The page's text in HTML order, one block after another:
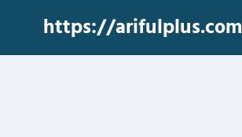
https://arifulplus.com